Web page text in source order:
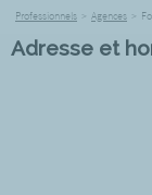
Professionnels > Agences >
Adresse et